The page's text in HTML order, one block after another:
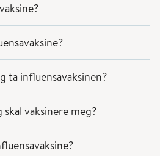
ta influensavaksinen?
vaksinere meg?